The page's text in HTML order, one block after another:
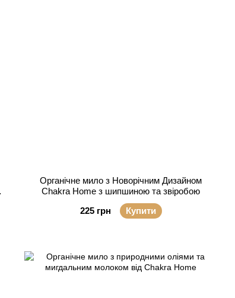
Органічне мило з Новорічним Дизайном
Chakra Home з шипшиною та звіробою
225 грн
Купити